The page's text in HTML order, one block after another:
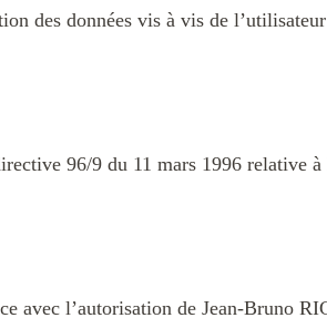
des données vis à vis de
96/9 du 11 mars 1996 relative
avec l’autorisation de Jean-Bruno